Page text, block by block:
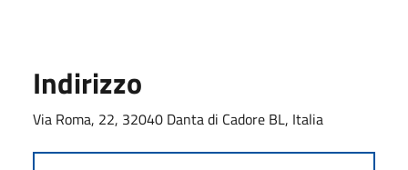
Indirizzo
Via Roma, 22, 32040 Danta di Cadore BL, Italia